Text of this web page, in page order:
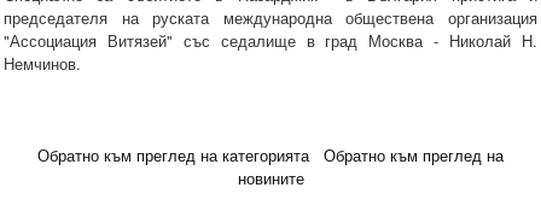
председателя на руската международна обществена организация
"Ассоциация Витязей" със седалище в град Москва - Николай Н.
Немчинов.
Обратно към преглед на категорията
Обратно към преглед на
новините